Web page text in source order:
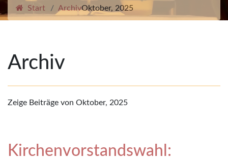
Start ArchivOktober, 2025
Archiv
Zeige Beiträge von Oktober, 2025
Kirchenvorstandswahl: